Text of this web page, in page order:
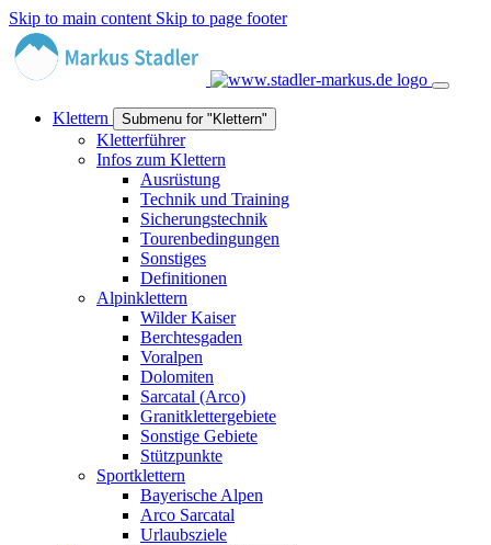
Skip to main content Skip to page footer
Klettern Submenu for "Klettern"
Kletterführer
Infos zum Klettern
Ausrüstung
Technik und Training
Sicherungstechnik
Tourenbedingungen
Sonstiges
Definitionen
Alpinklettern
Wilder Kaiser
Berchtesgaden
Voralpen
Dolomiten
Sarcatal (Arco)
Granitklettergebiete
Sonstige Gebiete
Stützpunkte
Sportklettern
Bayerische Alpen
Arco Sarcatal
Urlaubsziele